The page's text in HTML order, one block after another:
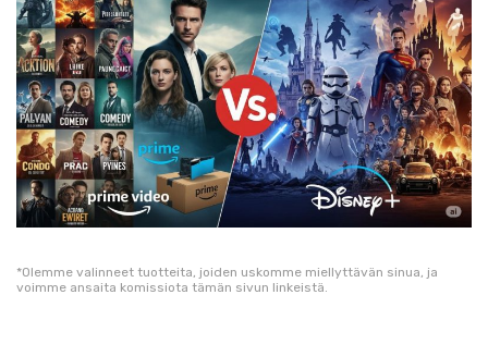
*Olemme valinneet tuotteita, joiden uskomme miellyttävän sinua, ja
voimme ansaita komissiota tämän sivun linkeistä.